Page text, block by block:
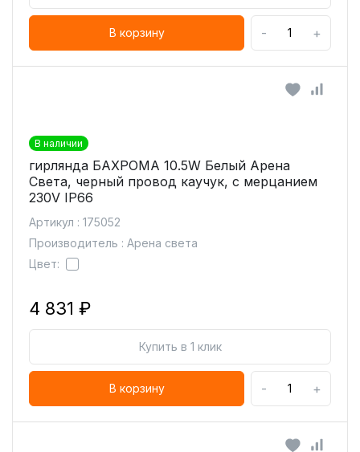
В корзину - +
В наличии
гирлянда БАХРОМА 10.5W Белый Арена
Света, черный провод каучук, с мерцанием
230V IP66
Артикул : 175052
Производитель : Арена света
Цвет:
4 831 ₽
Купить в 1 клик
В корзину - +